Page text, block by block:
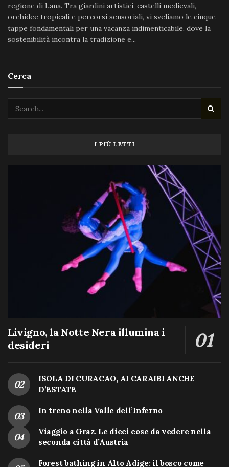
regione di Lana. Tra giardini artistici, castelli medievali,
orchidee tropicali e percorsi sensoriali, vi sveliamo le cinque
tappe fondamentali per una vacanza indimenticabile, dove la
sostenibilità incontra la tradizione e...
Cerca
I PIÙ LETTI
Livigno, la Notte Nera illumina i
desideri
ISOLA DI CURACAO, AI CARAIBI ANCHE
D’ESTATE
In treno nella Valle dell’Inferno
Viaggio a Graz. Le dieci cose da vedere nella
seconda città d’Austria
Forest bathing in Alto Adige: il bosco come